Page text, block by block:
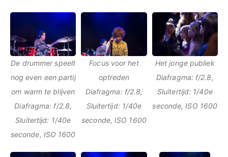
De drummer speelt
nog even een partij
om warm te blijven
Diafragma: f/2.8,
Sluitertijd: 1/40e
seconde, ISO 1600
Focus voor het
optreden
Diafragma: f/2.8,
Sluitertijd: 1/40e
seconde, ISO 1600
Het jonge publiek
Diafragma: f/2.8,
Sluitertijd: 1/40e
seconde, ISO 1600